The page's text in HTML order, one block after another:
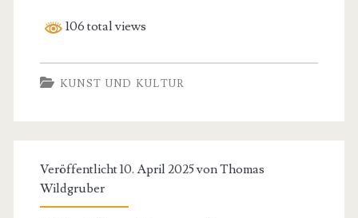
106 total views
KUNST UND KULTUR
Veröffentlicht 10. April 2025 vonThomas
Wildgruber